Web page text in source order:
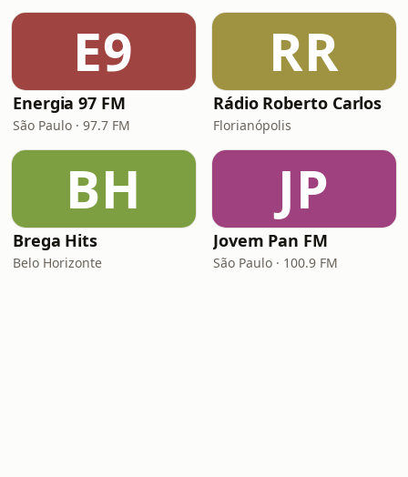
E9
Energia 97 FM
São Paulo · 97.7 FM
RR
Rádio Roberto Carlos
Florianópolis
BH
Brega Hits
Belo Horizonte
JP
Jovem Pan FM
São Paulo · 100.9 FM